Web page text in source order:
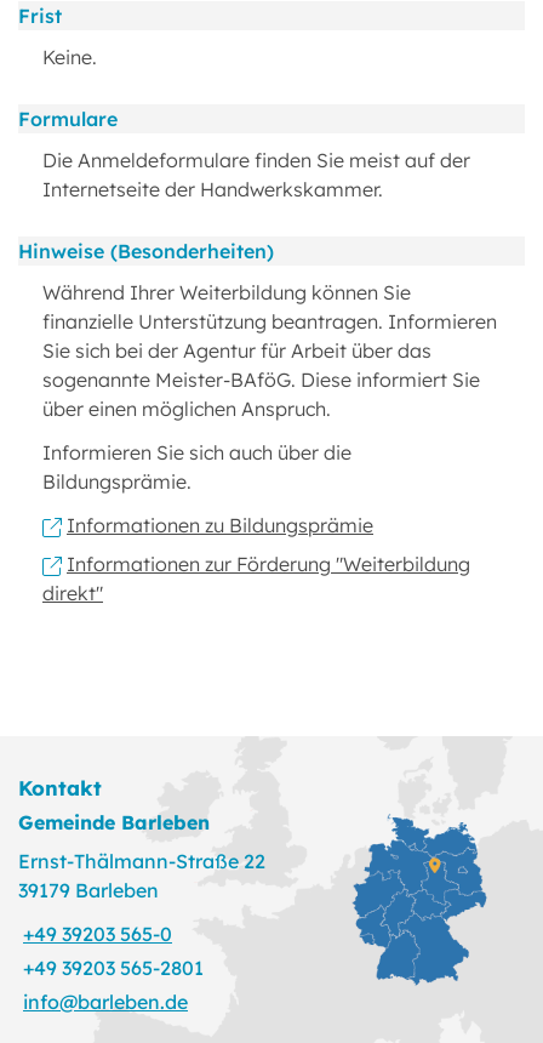
Frist
Keine.
Formulare
Die Anmeldeformulare finden Sie meist auf der
Internetseite der Handwerkskammer.
Hinweise (Besonderheiten)
Während Ihrer Weiterbildung können Sie
finanzielle Unterstützung beantragen. Informieren
Sie sich bei der Agentur für Arbeit über das
sogenannte Meister-BAföG. Diese informiert Sie
über einen möglichen Anspruch.
Informieren Sie sich auch über die
Bildungsprämie.
Informationen zu Bildungsprämie
Informationen zur Förderung "Weiterbildung
direkt"
Kontakt
Gemeinde Barleben
Ernst-Thälmann-Straße 22
39179 Barleben
+49 39203 565-0
+49 39203 565-2801
info@barleben.de